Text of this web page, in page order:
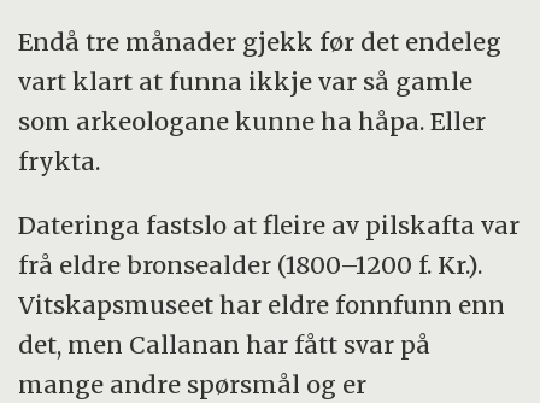
Endå tre månader gjekk før det endeleg
vart klart at funna ikkje var så gamle
som arkeologane kunne ha håpa. Eller
frykta.
Dateringa fastslo at fleire av pilskafta var
frå eldre bronsealder (1800–1200 f. Kr.).
Vitskapsmuseet har eldre fonnfunn enn
det, men Callanan har fått svar på
mange andre spørsmål og er